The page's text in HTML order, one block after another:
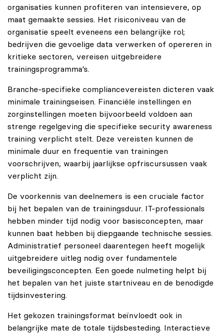
organisaties kunnen profiteren van intensievere, op
maat gemaakte sessies. Het risiconiveau van de
organisatie speelt eveneens een belangrijke rol;
bedrijven die gevoelige data verwerken of opereren in
kritieke sectoren, vereisen uitgebreidere
trainingsprogramma’s.
Branche-specifieke compliancevereisten dicteren vaak
minimale trainingseisen. Financiële instellingen en
zorginstellingen moeten bijvoorbeeld voldoen aan
strenge regelgeving die specifieke security awareness
training verplicht stelt. Deze vereisten kunnen de
minimale duur en frequentie van trainingen
voorschrijven, waarbij jaarlijkse opfriscursussen vaak
verplicht zijn.
De voorkennis van deelnemers is een cruciale factor
bij het bepalen van de trainingsduur. IT-professionals
hebben minder tijd nodig voor basisconcepten, maar
kunnen baat hebben bij diepgaande technische sessies.
Administratief personeel daarentegen heeft mogelijk
uitgebreidere uitleg nodig over fundamentele
beveiligingsconcepten. Een goede nulmeting helpt bij
het bepalen van het juiste startniveau en de benodigde
tijdsinvestering.
Het gekozen trainingsformat beïnvloedt ook in
belangrijke mate de totale tijdsbesteding. Interactieve